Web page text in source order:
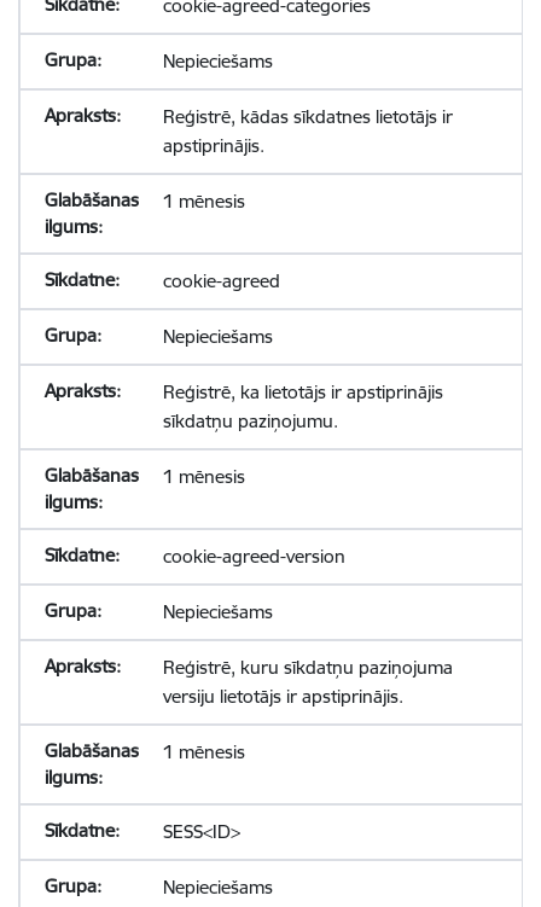
cookie-agreed-categories
Nepieciešams
Reģistrē, kādas sīkdatnes lietotājs ir
apstiprinājis.
1 mēnesis
cookie-agreed
Nepieciešams
Reģistrē, ka lietotājs ir apstiprinājis
sīkdatņu paziņojumu.
1 mēnesis
cookie-agreed-version
Nepieciešams
Reģistrē, kuru sīkdatņu paziņojuma
versiju lietotājs ir apstiprinājis.
1 mēnesis
SESS<ID>
Nepieciešams